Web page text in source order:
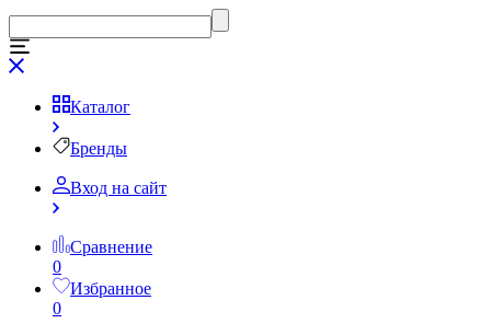
Каталог
Бренды
Вход на сайт
Сравнение
0
Избранное
0